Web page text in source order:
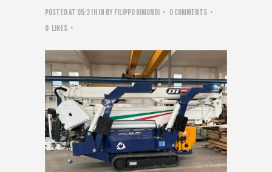
Posted at 05:31hin by Filippo Rimondi
0 Comments
0 Likes